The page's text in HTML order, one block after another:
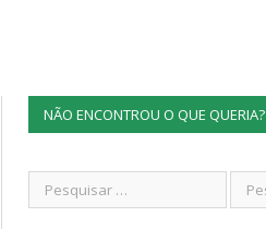
NÃO ENCONTROU O QUE QUERIA?